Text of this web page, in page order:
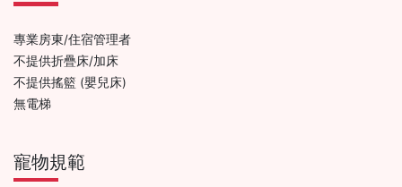
專業房東/住宿管理者
不提供折疊床/加床
不提供搖籃 (嬰兒床)
無電梯
寵物規範